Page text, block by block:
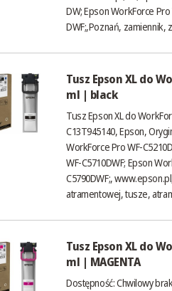
DW; Epson WorkForce
DWF;,Poznań,
Tusz Epson XL do
ml | black
Tusz Epson XL do
C13T945140, Epson,
WorkForce Pro WF-
WF-C5710DWF; Epson
C5790DWF;,www.epson.pl
atramentowej, tusze,
Tusz Epson XL do
ml | MAGENTA
Dostępność:Chwilowy